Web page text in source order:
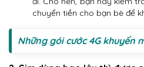
chuyển tiền cho bạn bè để
Những gói cước 4G khuyến